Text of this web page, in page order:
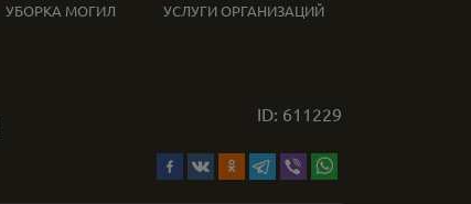
УБОРКА МОГИЛ УСЛУГИ ОРГАНИЗАЦИЙ
ID: 611229